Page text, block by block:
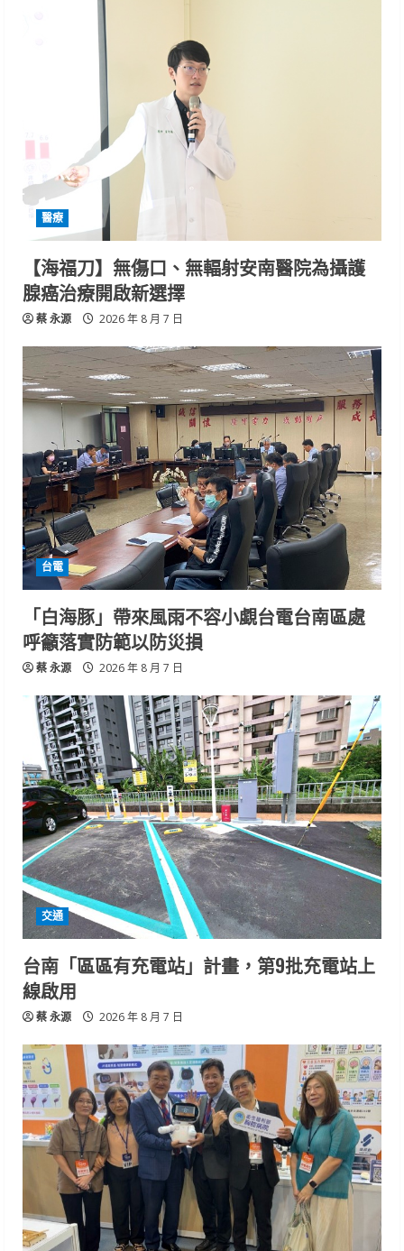
醫療
【海福刀】無傷口、無輻射安南醫院為攝護
腺癌治療開啟新選擇
蔡 永源 2026 年 8 月 7 日
台電
「白海豚」帶來風雨不容小覷台電台南區處
呼籲落實防範以防災損
蔡 永源 2026 年 8 月 7 日
交通
台南「區區有充電站」計畫，第9批充電站上
線啟用
蔡 永源 2026 年 8 月 7 日